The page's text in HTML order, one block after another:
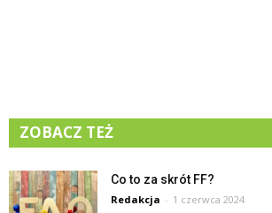
ZOBACZ TEŻ
Co to za skrót FF?
Redakcja - 1 czerwca 2024